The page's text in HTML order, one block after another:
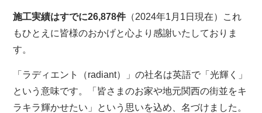
施工実績はすでに26,878件（2024年1月1日現在）これ
もひとえに皆様のおかげと心より感謝いたしておりま
す。
「ラディエント（radiant）」の社名は英語で「光輝く」
という意味です。「皆さまのお家や地元関西の街並をキ
ラキラ輝かせたい」という思いを込め、名づけました。